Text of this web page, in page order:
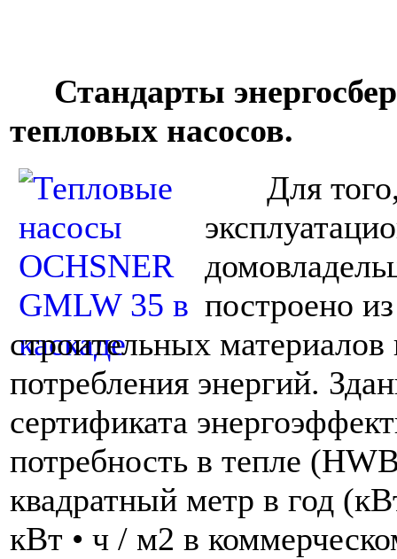
Стандарты
тепловых насосов.
Для того,
построено
строительных материалов
потребления энергий.
сертификата
потребность в тепле
квадратный метр в год
кВт • ч / м2 в